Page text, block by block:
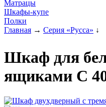
Матрацы
Шкафы-купе
Полки
Главная → Серия «Русса» ↓
Шкаф для
ящиками С